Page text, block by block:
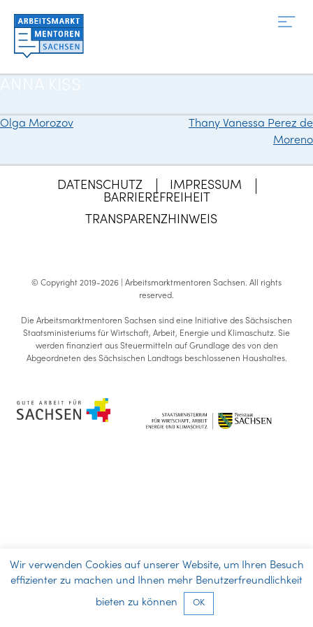
Beitragsnavigation
Olga Morozov
Thany Vanessa Perez de
Moreno
DATENSCHUTZ
IMPRESSUM
BARRIEREFREIHEIT
TRANSPARENZHINWEIS
© Copyright 2019-2026 | Arbeitsmarktmentoren Sachsen. All rights
reserved.
Die Arbeitsmarktmentoren Sachsen sind eine Initiative des Sächsischen
Staatsministeriums für Wirtschaft, Arbeit, Energie und Klimaschutz. Sie
werden finanziert aus Steuermitteln auf Grundlage des von den
Abgeordneten des Sächsischen Landtags beschlossenen Haushaltes.
Wir verwenden Cookies auf unserer Website, um Ihren Besuch
effizienter zu machen und Ihnen mehr Benutzerfreundlichkeit
bieten zu können OK